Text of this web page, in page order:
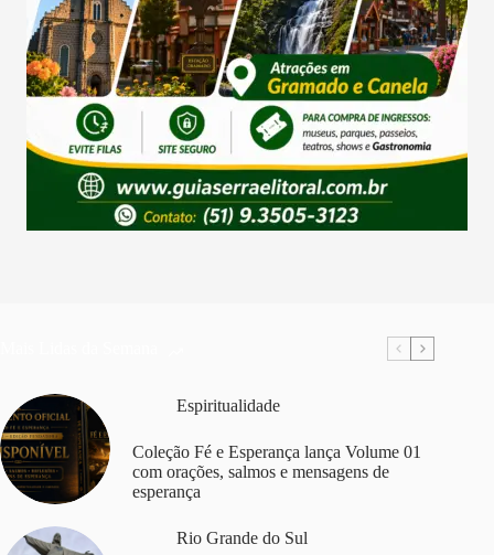
Espiritualidade
Coleção Fé e Esperança lança Volume 01
com orações, salmos e mensagens de
esperança
Rio Grande do Sul